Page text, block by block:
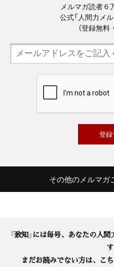
メルマガ読者６
公式「人間力メ
（登録無料
その他のメルマガ
『致知』には毎号、あなたの人
す
まだお読みでない方は、こ